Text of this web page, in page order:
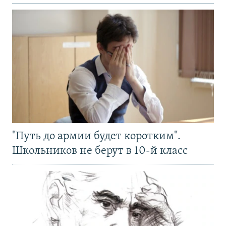
"Путь до армии будет коротким".
Школьников не берут в 10-й класс